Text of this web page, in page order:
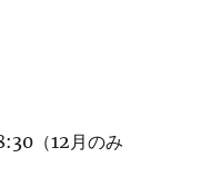
（12月のみ